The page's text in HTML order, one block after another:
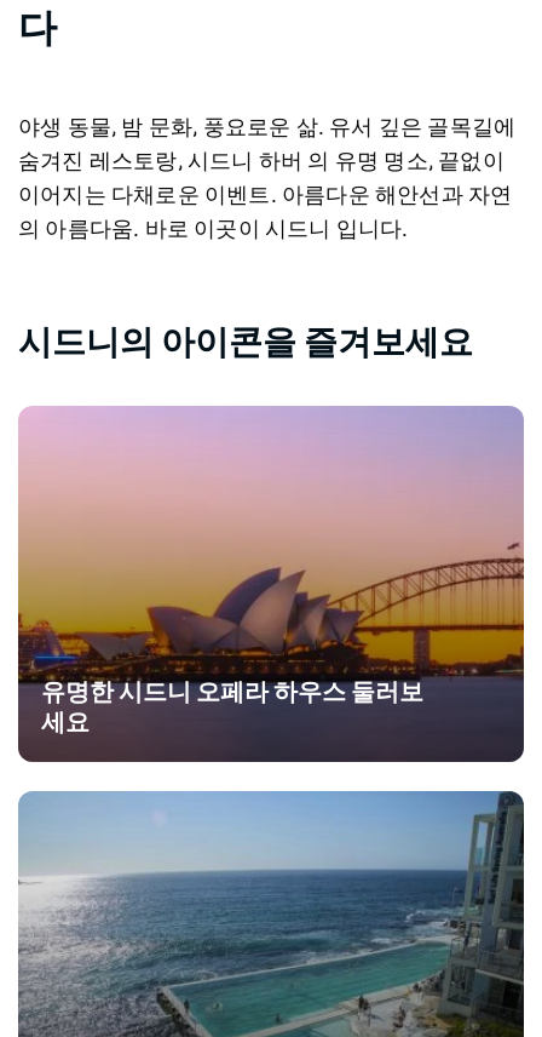
다
야생 동물, 밤 문화, 풍요로운 삶. 유서 깊은 골목길에
숨겨진 레스토랑, 시드니 하버 의 유명 명소, 끝없이
이어지는 다채로운 이벤트. 아름다운 해안선과 자연
의 아름다움. 바로 이곳이 시드니 입니다.
시드니의 아이콘을 즐겨보세요
유명한 시드니 오페라 하우스 둘러보
세요